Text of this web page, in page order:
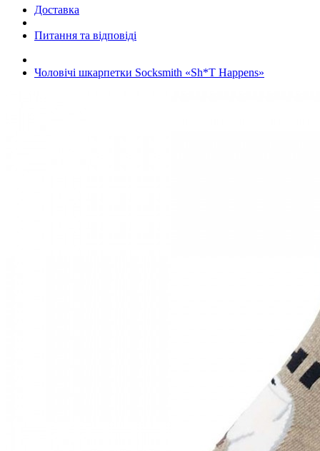
Доставка
Питання та відповіді
Чоловічі шкарпетки Socksmith «Sh*T Happens»